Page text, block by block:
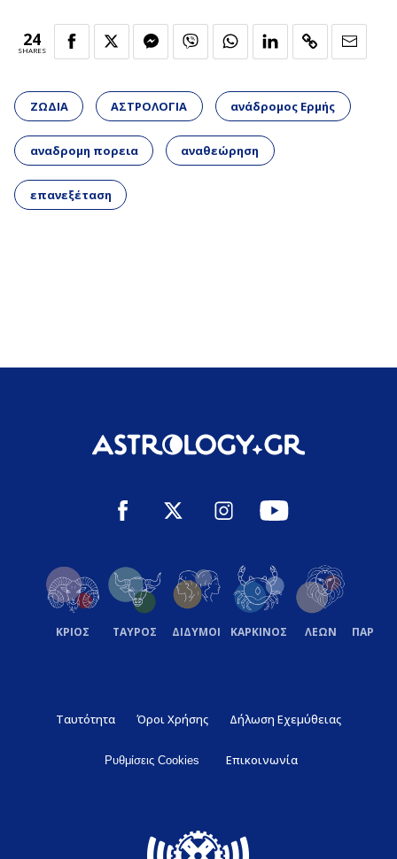
24
SHARES
ΖΩΔΙΑ ΑΣΤΡΟΛΟΓΙΑ ανάδρομος Ερμής
αναδρομη πορεια αναθεώρηση
επανεξέταση
ΚΡΙΟΣ ΤΑΥΡΟΣ ΔΙΔΥΜΟΙ ΚΑΡΚΙΝΟΣ ΛΕΩΝ
Ταυτότητα Όροι Χρήσης Δήλωση Εχεμύθειας
Ρυθμίσεις Cookies Επικοινωνία